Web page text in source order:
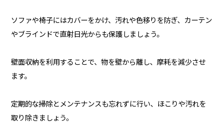
ソファや椅子にはカバーをかけ、汚れや色移りを防ぎ、カーテン
やブラインドで直射日光からも保護しましょう。
壁面収納を利用することで、物を壁から離し、摩耗を減少させ
ます。
定期的な掃除とメンテナンスも忘れずに行い、ほこりや汚れを
取り除きましょう。